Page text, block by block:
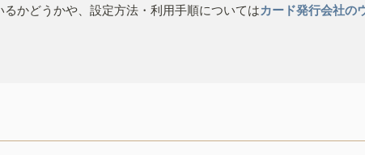
かどうかや、設定方法・利用手順についてはカード発行会社の